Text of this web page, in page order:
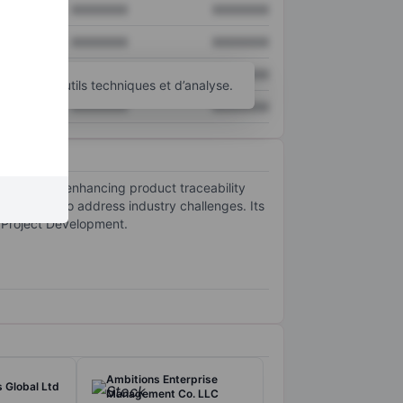
XXXXXXX XXXXXXX
d’autres outils techniques et d’analyse.
on enhancing product traceability
to address industry challenges. Its
Development.
Global Ltd
Ambitions Enterprise
Management Co. LLC